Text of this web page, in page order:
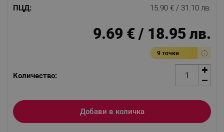
ПЦД:
15.90 € / 31.10 лв.
9.69 € / 18.95 лв.
9 точки
Количество:
Добави в количка